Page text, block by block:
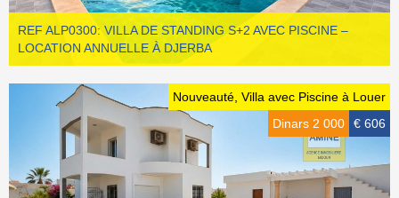
REF ALP0300: VILLA DE STANDING S+2 AVEC PISCINE –
LOCATION ANNUELLE À DJERBA
Nouveauté, Villa avec Piscine à Louer
€ 606
Dinars 2 000